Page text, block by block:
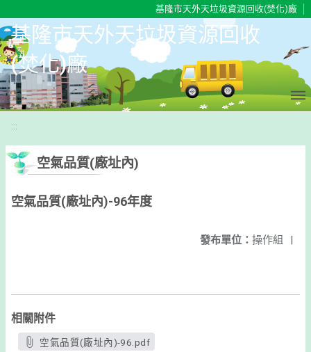
基隆市天外天垃圾資源回收(焚化)廠
基隆市天外天垃圾資源回收
(焚化)廠
:::
空氣品質(廠址內)
空氣品質(廠址內)-96年度
發布單位： 操作組 |
相關附件
空氣品質(廠址內)-96.pdf